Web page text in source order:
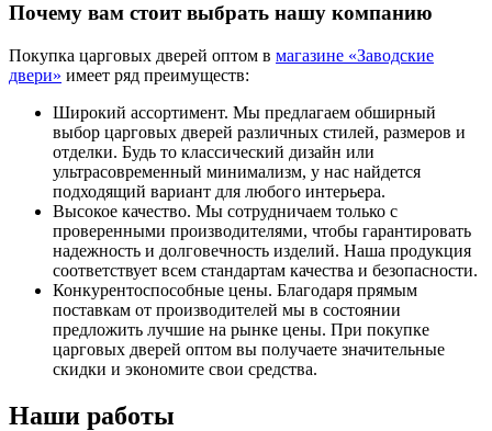
Почему вам стоит выбрать нашу компанию
Покупка царговых дверей оптом в магазине «Заводские
двери» имеет ряд преимуществ:
Широкий ассортимент. Мы предлагаем обширный
выбор царговых дверей различных стилей, размеров и
отделки. Будь то классический дизайн или
ультрасовременный минимализм, у нас найдется
подходящий вариант для любого интерьера.
Высокое качество. Мы сотрудничаем только с
проверенными производителями, чтобы гарантировать
надежность и долговечность изделий. Наша продукция
соответствует всем стандартам качества и безопасности.
Конкурентоспособные цены. Благодаря прямым
поставкам от производителей мы в состоянии
предложить лучшие на рынке цены. При покупке
царговых дверей оптом вы получаете значительные
скидки и экономите свои средства.
Наши работы